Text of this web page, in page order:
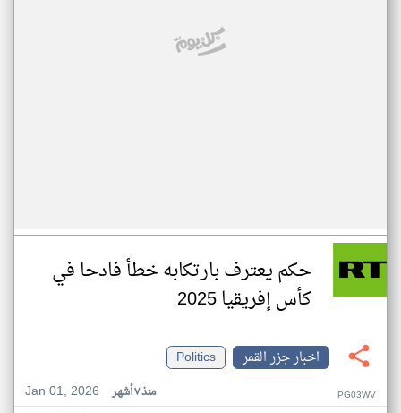
حكم يعترف بارتكابه خطأ فادحا في
كأس إفريقيا 2025
اخبار جزر القمر
Politics
Jan 01, 2026
منذ ٧ أشهر PG03WV